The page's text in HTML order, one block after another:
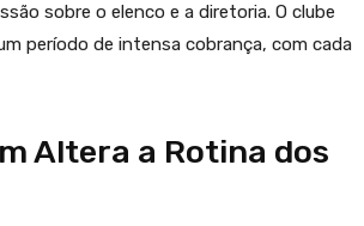
sobre o elenco e a diretoria. O clube
período de intensa cobrança, com cada
Altera a Rotina dos